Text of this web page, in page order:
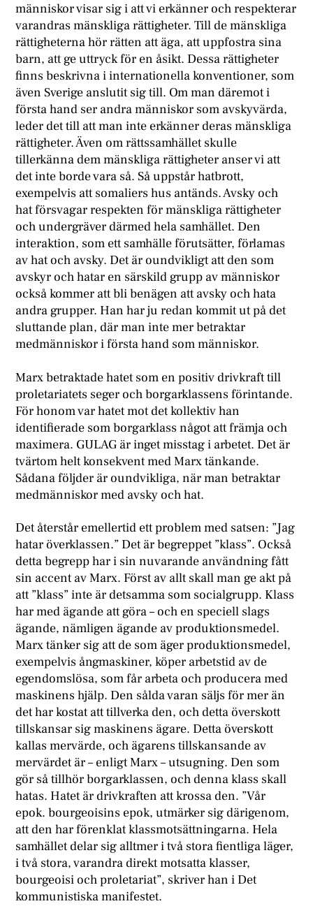
människor visar sig i att vi erkänner och respekterar
varandras mänskliga rättigheter. Till de mänskliga
rättigheterna hör rätten att äga, att uppfostra sina
barn, att ge uttryck för en åsikt. Dessa rättigheter
finns beskrivna i internationella konventioner, som
även Sverige anslutit sig till. Om man däremot i
första hand ser andra människor som avskyvärda,
leder det till att man inte erkänner deras mänskliga
rättigheter. Även om rättssamhället skulle
tillerkänna dem mänskliga rättigheter anser vi att
det inte borde vara så. Så uppstår hatbrott,
exempelvis att somaliers hus antänds. Avsky och
hat försvagar respekten för mänskliga rättigheter
och undergräver därmed hela samhället. Den
interaktion, som ett samhälle förutsätter, förlamas
av hat och avsky. Det är oundvikligt att den som
avskyr och hatar en särskild grupp av människor
också kommer att bli benägen att avsky och hata
andra grupper. Han har ju redan kommit ut på det
sluttande plan, där man inte mer betraktar
medmänniskor i första hand som människor.
Marx betraktade hatet som en positiv drivkraft till
proletariatets seger och borgarklassens förintande.
För honom var hatet mot det kollektiv han
identifierade som borgarklass något att främja och
maximera. GULAG är inget misstag i arbetet. Det är
tvärtom helt konsekvent med Marx tänkande.
Sådana följder är oundvikliga, när man betraktar
medmänniskor med avsky och hat.
Det återstår emellertid ett problem med satsen: ”Jag
hatar överklassen.” Det är begreppet ”klass”. Också
detta begrepp har i sin nuvarande användning fått
sin accent av Marx. Först av allt skall man ge akt på
att ”klass” inte är detsamma som socialgrupp. Klass
har med ägande att göra – och en speciell slags
ägande, nämligen ägande av produktionsmedel.
Marx tänker sig att de som äger produktionsmedel,
exempelvis ångmaskiner, köper arbetstid av de
egendomslösa, som får arbeta och producera med
maskinens hjälp. Den sålda varan säljs för mer än
det har kostat att tillverka den, och detta överskott
tillskansar sig maskinens ägare. Detta överskott
kallas mervärde, och ägarens tillskansande av
mervärdet är – enligt Marx – utsugning. Den som
gör så tillhör borgarklassen, och denna klass skall
hatas. Hatet är drivkraften att krossa den. ”Vår
epok. bourgeoisins epok, utmärker sig därigenom,
att den har förenklat klassmotsättningarna. Hela
samhället delar sig alltmer i två stora fientliga läger,
i två stora, varandra direkt motsatta klasser,
bourgeoisi och proletariat”, skriver han i Det
kommunistiska manifestet.